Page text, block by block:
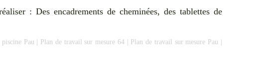
: Des encadrements de cheminées, des tablettes de
Pau | Plan de travail sur mesure 64| Plan de travail sur mesure Pau |